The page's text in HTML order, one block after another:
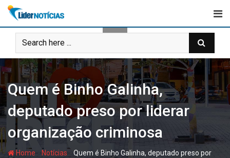
Skip
content
Quem é Binho Galinha,
deputado preso por liderar
organização criminosa
Home - Notícias -Quem é Binho Galinha, deputado preso por